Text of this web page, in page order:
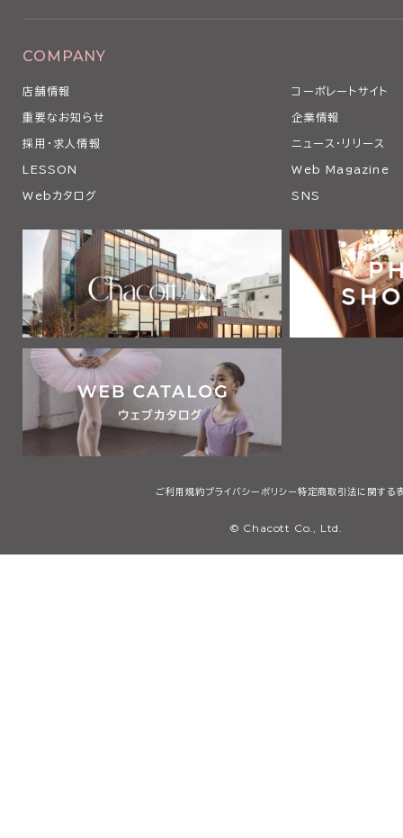
COMPANY
店舗情報 コーポレートサイト
重要なお知らせ 企業情報
採用・求人情報 ニュース・リリース
LESSON Web Magazine
Webカタログ SNS
ご利用規約プライバシーポリシー 特定商取引法に関する
© Chacott Co., Ltd.